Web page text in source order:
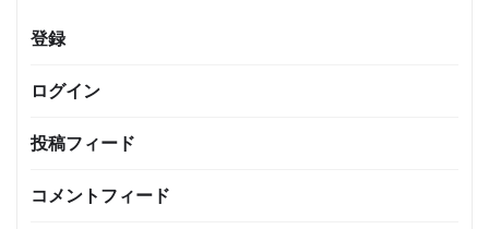
登録
ログイン
投稿フィード
コメントフィード